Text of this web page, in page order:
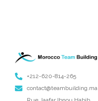
+212-620-814-265
contact@teambuilding.ma